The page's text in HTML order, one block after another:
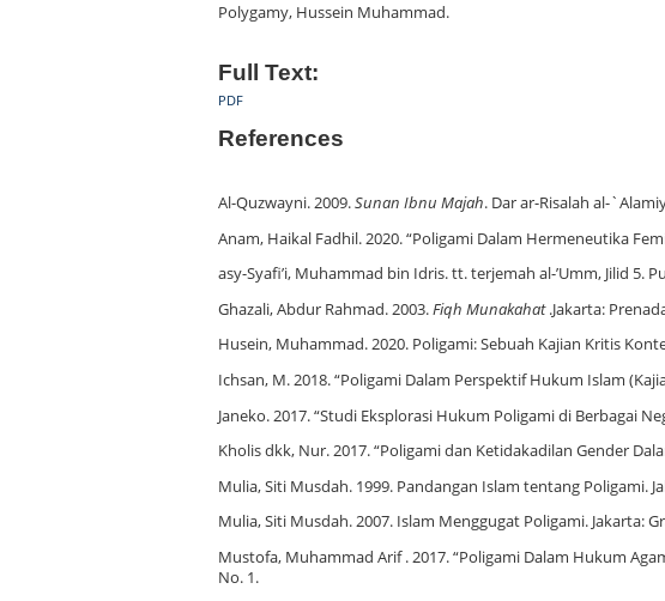
Polygamy, Hussein Muhammad.
Full Text:
PDF
References
Al-Quzwayni. 2009.Sunan Ibnu Majah. Dar ar-Risalah al-
Anam, Haikal Fadhil. 2020. “Poligami Dalam Hermeneutika
asy-Syafi’i, Muhammad bin Idris. tt. terjemah al-ʼUmm, Jilid 5.
Ghazali, Abdur Rahmad. 2003.Fiqh Munakahat.Jakarta:
Husein, Muhammad. 2020. Poligami: Sebuah Kajian Kritis
Ichsan, M. 2018. “Poligami Dalam Perspektif Hukum Islam
Janeko. 2017. “Studi Eksplorasi Hukum Poligami di Berbagai
Kholis dkk, Nur. 2017. “Poligami dan Ketidakadilan Gender
Mulia, Siti Musdah. 1999. Pandangan Islam tentang Poligami.
Mulia, Siti Musdah. 2007. Islam Menggugat Poligami. Jakarta:
Mustofa, Muhammad Arif . 2017. “Poligami Dalam Hukum
No. 1.